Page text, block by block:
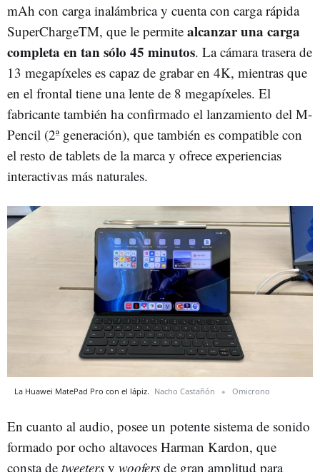
mAh con carga inalámbrica y cuenta con carga rápida
SuperChargeTM, que le permite alcanzar una carga
completa en tan sólo 45 minutos. La cámara trasera de
13 megapíxeles es capaz de grabar en 4K, mientras que
en el frontal tiene una lente de 8 megapíxeles. El
fabricante también ha confirmado el lanzamiento del M-
Pencil (2ª generación), que también es compatible con
el resto de tablets de la marca y ofrece experiencias
interactivas más naturales.
La Huawei MatePad Pro con el lápiz. Nacho Castañón Omicrono
En cuanto al audio, posee un potente sistema de sonido
formado por ocho altavoces Harman Kardon, que
consta de tweeters y woofers de gran amplitud para